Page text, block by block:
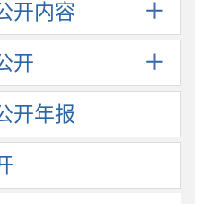
开内容
开
开年报